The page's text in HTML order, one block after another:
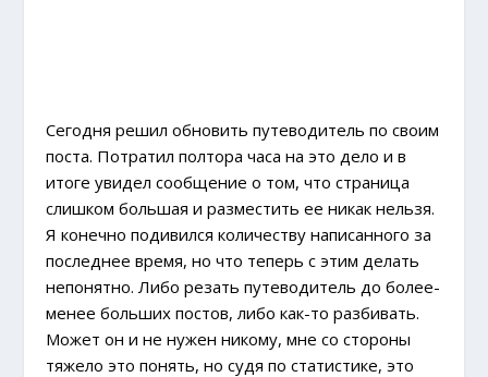
Сегодня решил обновить путеводитель по своим
поста. Потратил полтора часа на это дело и в
итоге увидел сообщение о том, что страница
слишком большая и разместить ее никак нельзя.
Я конечно подивился количеству написанного за
последнее время, но что теперь с этим делать
непонятно. Либо резать путеводитель до более-
менее больших постов, либо как-то разбивать.
Может он и не нужен никому, мне со стороны
тяжело это понять, но судя по статистике, это